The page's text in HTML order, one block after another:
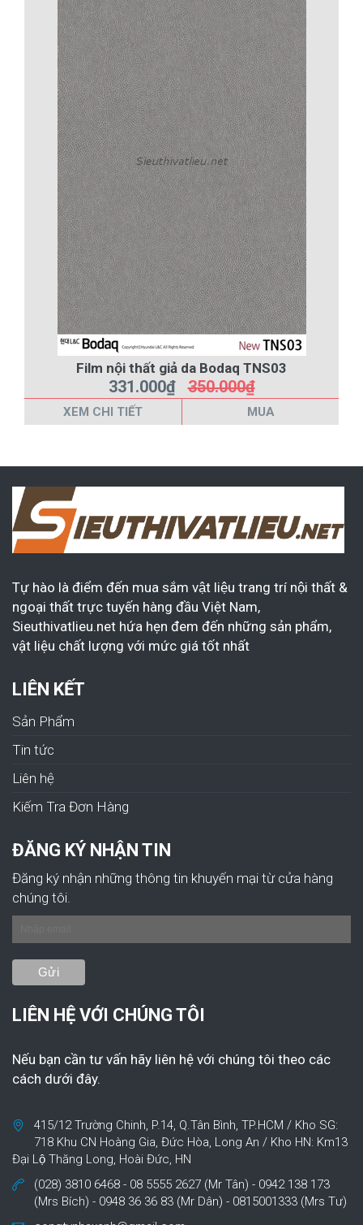
Film nội thất giả da Bodaq TNS03
331.000₫350.000₫
XEM CHI TIẾT MUA
Tự hào là điểm đến mua sắm vật liệu trang trí nội thất &
ngoại thất trực tuyến hàng đầu Việt Nam,
Sieuthivatlieu.net hứa hẹn đem đến những sản phẩm,
vật liệu chất lượng với mức giá tốt nhất
LIÊN KẾT
Sản Phẩm
Tin tức
Liên hệ
Kiếm Tra Đơn Hàng
ĐĂNG KÝ NHẬN TIN
Đăng ký nhận những thông tin khuyến mại từ cửa hàng
chúng tôi.
LIÊN HỆ VỚI CHÚNG TÔI
Nếu bạn cần tư vấn hãy liên hệ với chúng tôi theo các
cách dưới đây.
415/12 Trường Chinh, P.14, Q.Tân Bình, TP.HCM / Kho SG:
718 Khu CN Hoàng Gia, Đức Hòa, Long An / Kho HN: Km13
Đại Lộ Thăng Long, Hoài Đức, HN
(028) 3810 6468 - 08 5555 2627 (Mr Tân) - 0942 138 173
(Mrs Bích) - 0948 36 36 83 (Mr Dân) - 0815001333 (Mrs Tư)